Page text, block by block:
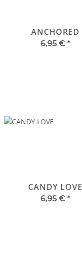
ANCHORED
6,95 € *
CANDY LOVE
6,95 € *